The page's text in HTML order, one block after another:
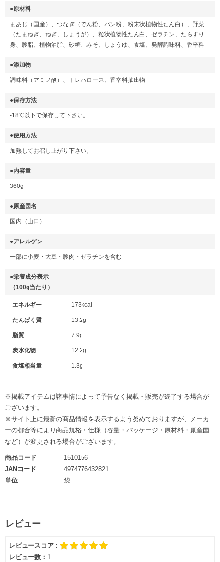
商品コード
1510156
JANコード
4974776432821
単位 袋
●原材料
まあじ（国産）、つなぎ（でん粉、パン粉、粉末状植物性たん白）、野菜
（たまねぎ、ねぎ、しょうが）、粒状植物性たん白、ゼラチン、たらすり
身、豚脂、植物油脂、砂糖、みそ、しょうゆ、食塩、発酵調味料、香辛料
●添加物
調味料（アミノ酸）、トレハロース、香辛料抽出物
●保存方法
-18℃以下で保存して下さい。
●使用方法
加熱してお召し上がり下さい。
●内容量
360g
●原産国名
国内（山口）
●アレルゲン
一部に小麦・大豆・豚肉・ゼラチンを含む
●栄養成分表示
（100g当たり）
エネルギー 173kcal
たんぱく質 13.2g
脂質 7.9g
炭水化物 12.2g
食塩相当量 1.3g
※掲載アイテムは諸事情によって予告なく掲載・販売が終了する場合が
ございます。
※サイト上に最新の商品情報を表示するよう努めておりますが、メーカ
ーの都合等により商品規格・仕様（容量・パッケージ・原材料・原産国
など）が変更される場合がございます。
レビュー
レビュースコア：
レビュー数： 1